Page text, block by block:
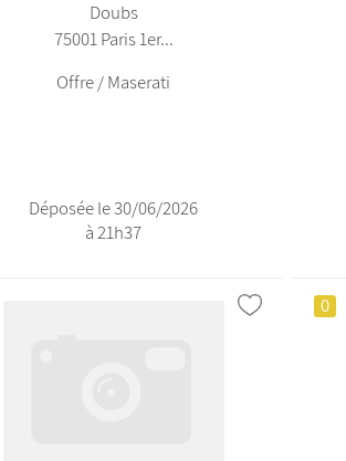
Doubs
75001 Paris 1er...
Offre / Maserati
Déposée le 30/06/2026
à 21h37
0